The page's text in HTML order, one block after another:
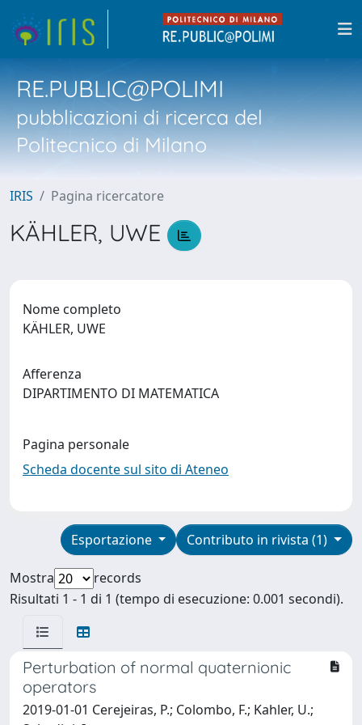
RE.PUBLIC@POLIMI
pubblicazioni di ricerca del
Politecnico di Milano
IRIS Pagina ricercatore
KÄHLER, UWE
Nome completo
KÄHLER, UWE
Afferenza
DIPARTIMENTO DI MATEMATICA
Pagina personale
Scheda docente sul sito di Ateneo
Contributo in rivista (1)
Esportazione
Mostra
records
Risultati 1 - 1 di 1 (tempo di esecuzione: 0.001 secondi).
Perturbation of normal quaternionic
operators
2019-01-01 Cerejeiras, P.; Colombo, F.; Kahler, U.;